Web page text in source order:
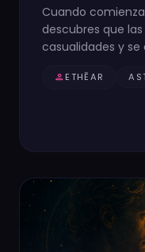
Cuando
descubres que
casualidades y
personETHĒAR